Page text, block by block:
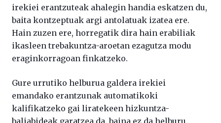
irekiei erantzuteak ahalegin handia eskatzen du,
baita kontzeptuak argi antolatuak izatea ere.
Hain zuzen ere, horregatik dira hain erabiliak
ikasleen trebakuntza-aroetan ezagutza modu
eraginkorragoan finkatzeko.
Gure urrutiko helburua galdera irekiei
emandako erantzunak automatikoki
kalifikatzeko gai liratekeen hizkuntza-
baliabideak garatzea da, baina ez da helburu